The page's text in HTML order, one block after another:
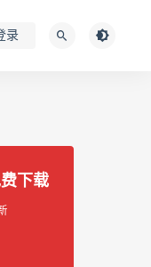
录
下载